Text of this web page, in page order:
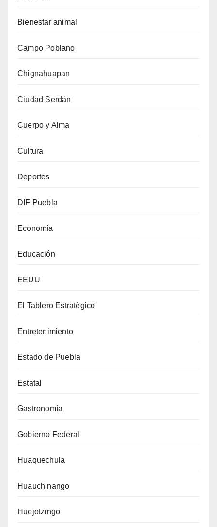
Bienestar animal
Campo Poblano
Chignahuapan
Ciudad Serdán
Cuerpo y Alma
Cultura
Deportes
DIF Puebla
Economía
Educación
EEUU
El Tablero Estratégico
Entretenimiento
Estado de Puebla
Estatal
Gastronomía
Gobierno Federal
Huaquechula
Huauchinango
Huejotzingo